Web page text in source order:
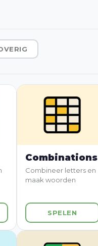
Combinations
Combineer letters en
maak woorden
SPELEN